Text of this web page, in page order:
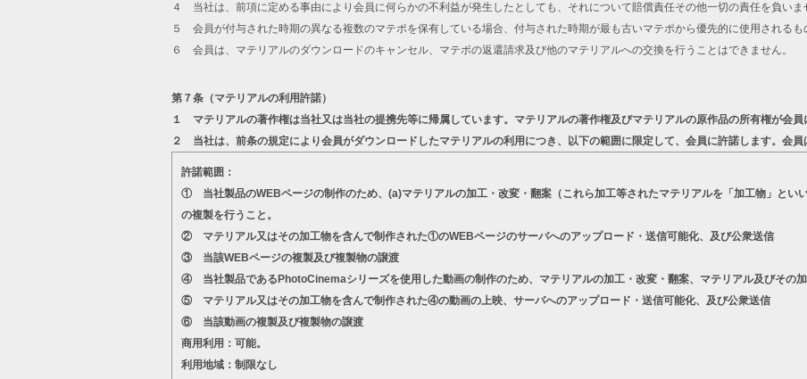
４ 当社は、前項に定める事由により会員に何らかの不利益が発生したとしても、それについて賠償責任その他一切の責任を負いま
５ 会員が付与された時期の異なる複数のマテポを保有している場合、付与された時期が最も古いマテポから優先的に使用されるも
６ 会員は、マテリアルのダウンロードのキャンセル、マテポの返還請求及び他のマテリアルへの交換を行うことはできません。
第７条（マテリアルの利用許諾）
１ マテリアルの著作権は当社又は当社の提携先等に帰属しています。マテリアルの著作権及びマテリアルの原作品の所有権が会員
２ 当社は、前条の規定により会員がダウンロードしたマテリアルの利用につき、以下の範囲に限定して、会員に許諾します。会員
許諾範囲：
① 当社製品のWEBページの制作のため、(a)マテリアルの加工・改変・翻案（これら加工等されたマテリアルを「加工物」とい
の複製を行うこと。
② マテリアル又はその加工物を含んで制作された①のWEBページのサーバへのアップロード・送信可能化、及び公衆送信
③ 当該WEBページの複製及び複製物の譲渡
④ 当社製品であるPhotoCinemaシリーズを使用した動画の制作のため、マテリアルの加工・改変・翻案、マテリアル及びその加
⑤ マテリアル又はその加工物を含んで制作された④の動画の上映、サーバへのアップロード・送信可能化、及び公衆送信
⑥ 当該動画の複製及び複製物の譲渡
商用利用：可能。
利用地域：制限なし